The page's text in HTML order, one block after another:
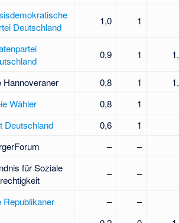
Deutschland
1,0 1
0,9 1
Hannoveraner 0,8 1
Wähler 0,8 1
Deutschland 0,6 1
– –
für Soziale
– –
Republikaner – –